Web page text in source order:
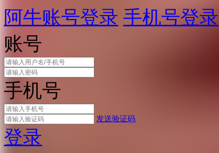
阿牛账号登录 手机号登录
账号
手机号
发送验证码
登录